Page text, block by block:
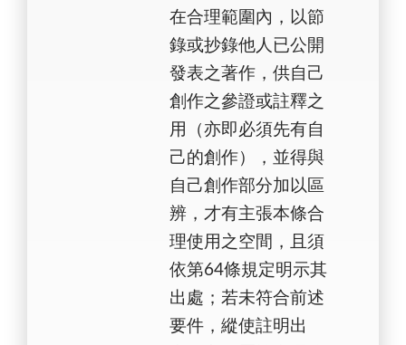
在合理範圍內，以節
錄或抄錄他人已公開
發表之著作，供自己
創作之參證或註釋之
用（亦即必須先有自
己的創作），並得與
自己創作部分加以區
辨，才有主張本條合
理使用之空間，且須
依第64條規定明示其
出處；若未符合前述
要件，縱使註明出